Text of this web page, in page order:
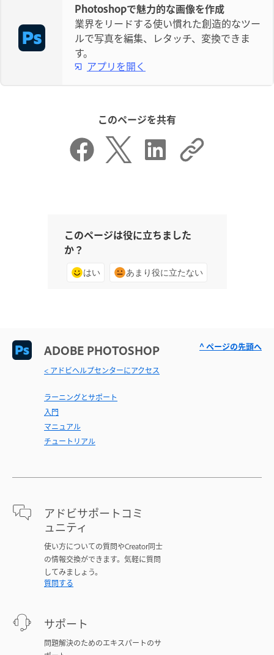
Photoshopで魅力的な画像を作成
業界をリードする使い慣れた創造的なツー
ルで写真を編集、レタッチ、変換できま
す。
アプリを開く
このページを共有
このページは役に立ちました
か？
はい あまり役に立たない
ADOBE PHOTOSHOP
< アドビヘルプセンターにアクセス
ラーニングとサポート
入門
マニュアル
チュートリアル
アドビサポートコミ
ュニティ
使い方についての質問やCreator同士
の情報交換ができます。気軽に質問
してみましょう。
質問する
サポート
問題解決のためのエキスパートのサ
^ ページの先頭へ